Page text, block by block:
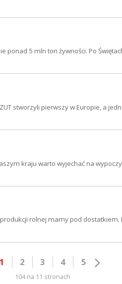
ponad 5 mln ton żywności. Po
stworzyli pierwszy w Europie, a
kraju warto wyjechać na
rolnej mamy pod
1 2 3 4 5
104 na 11 stronach